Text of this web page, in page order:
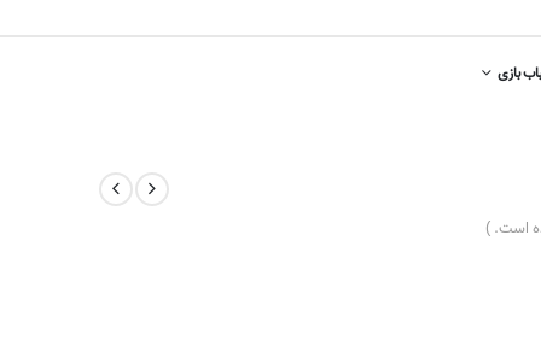
بازی
است. )